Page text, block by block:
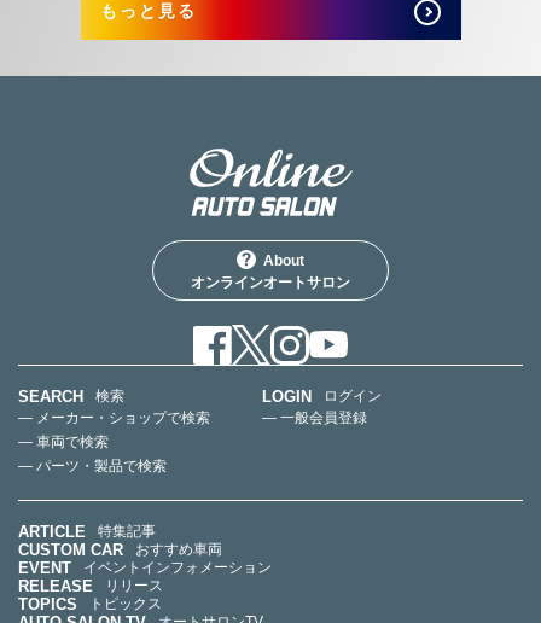
もっと見る
About
オンラインオートサロン
SEARCH
検索
— メーカー・ショップで検索
— 車両で検索
— パーツ・製品で検索
LOGIN
ログイン
— 一般会員登録
ARTICLE 特集記事
CUSTOM CAR おすすめ車両
EVENT イベントインフォメーション
RELEASE リリース
TOPICS トピックス